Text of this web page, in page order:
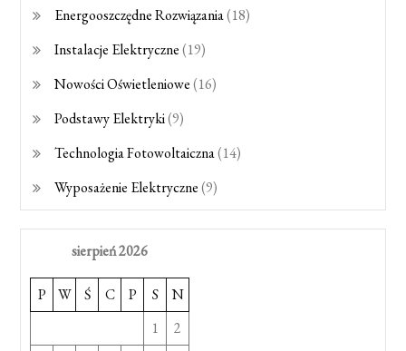
Energooszczędne Rozwiązania(18)
Instalacje Elektryczne(19)
Nowości Oświetleniowe(16)
Podstawy Elektryki(9)
Technologia Fotowoltaiczna(14)
Wyposażenie Elektryczne(9)
sierpień 2026
P W Ś C P S
N
1
2